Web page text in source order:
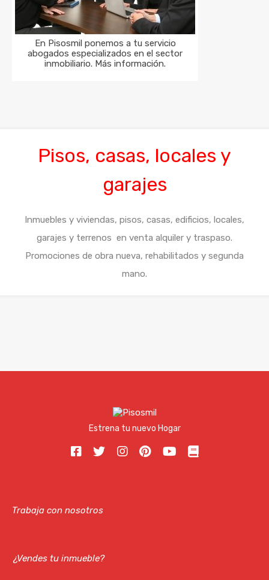
En Pisosmil ponemos a tu servicio
abogados especializados en el sector
inmobiliario. Más información.
Pisos, casas, locales y
garajes
Inmuebles y viviendas, pisos, casas, edificios, locales,
garajes y terrenos en venta alquiler y traspaso.
Promociones de obra nueva, rehabilitados y segunda
mano.
Estrena tu nuevo Hogar
Trabaja con nosotros
¿Vendes tu inmueble?